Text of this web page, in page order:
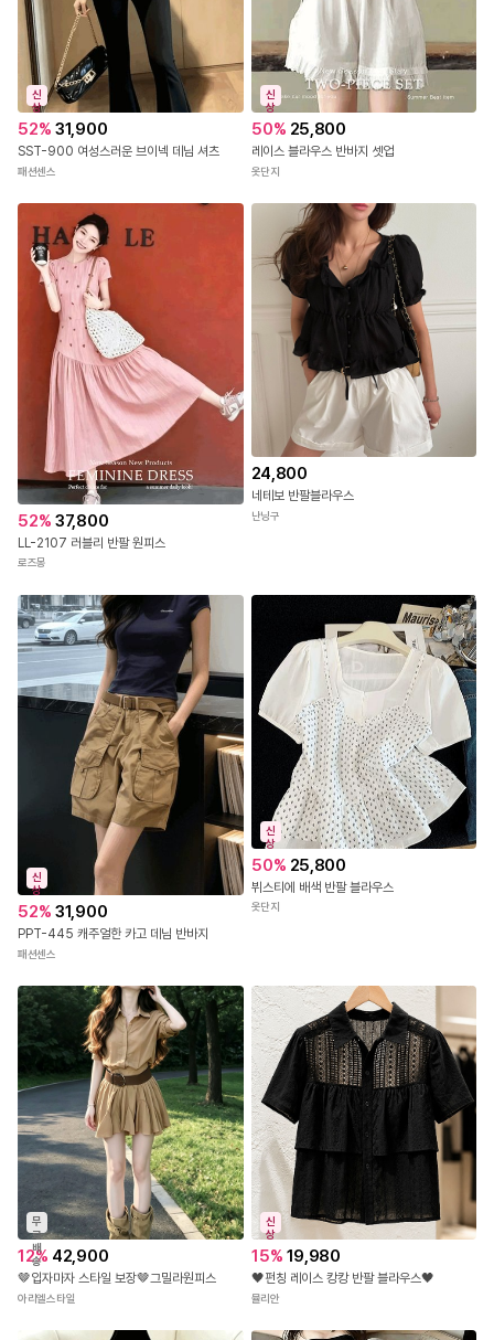
신
상
52% 31,900
SST-900 여성스러운 브이넥 데님 셔츠
패션센스
신
상
50% 25,800
레이스 블라우스 반바지 셋업
옷단지
52% 37,800
LL-2107 러블리 반팔 원피스
로즈몽
24,800
네테보 반팔블라우스
난닝구
신
상
52% 31,900
PPT-445 캐주얼한 카고 데님 반바지
패션센스
신
상
50% 25,800
뷔스티에 배색 반팔 블라우스
옷단지
무
료
배
송
12% 42,900
🤎입자마자 스타일 보장🤎그밀라원피스
아리엘스타일
신
상
15% 19,980
🖤펀칭 레이스 캉캉 반팔 블라우스🖤
뮬리안